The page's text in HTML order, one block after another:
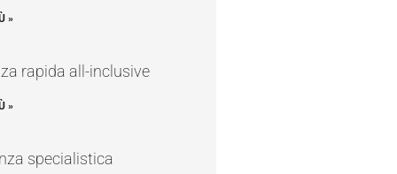
»
rapida all-inclusive
»
specialistica